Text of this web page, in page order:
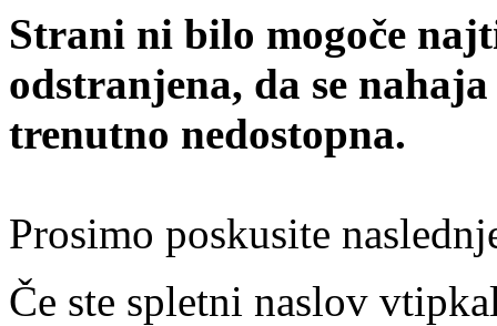
Strani ni bilo mogoče
odstranjena, da se
trenutno nedostopna.
Prosimo poskusite
Če ste spletni naslov